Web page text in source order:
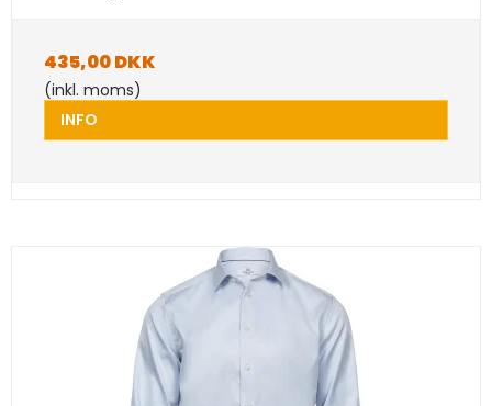
435,00 DKK
(inkl. moms)
INFO